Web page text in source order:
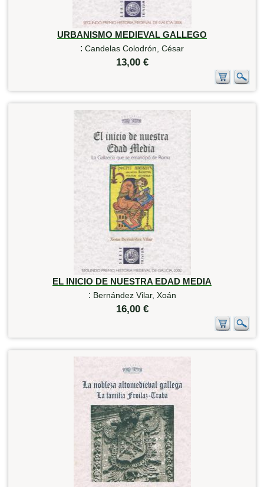
URBANISMO MEDIEVAL GALLEGO
: Candelas Colodrón, César
13,00 €
EL INICIO DE NUESTRA EDAD MEDIA
: Bernández Vilar, Xoán
16,00 €